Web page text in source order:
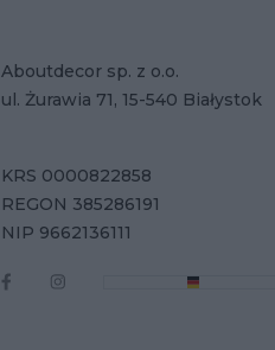
Aboutdecor sp. z o.o.
ul. Żurawia 71, 15-540 Białystok
KRS 0000822858
REGON 385286191
NIP 9662136111